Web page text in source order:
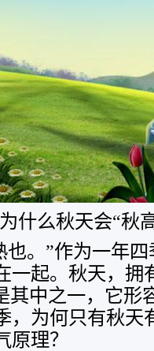
什么秋天会“秋
也。”作为一年
一起。秋天，拥
其中之一，它形
，为何只有秋天
原理？